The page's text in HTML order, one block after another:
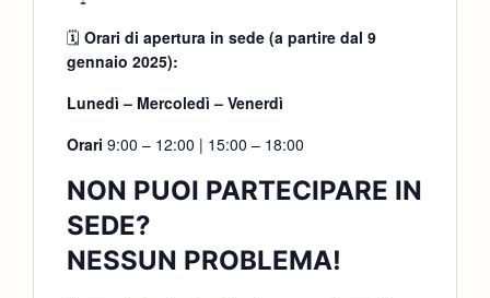
🗓 Orari di apertura in sede (a partire dal 9
gennaio 2025):
Lunedì – Mercoledì – Venerdì
Orari 9:00 – 12:00 | 15:00 – 18:00
NON PUOI PARTECIPARE IN
SEDE?
NESSUN PROBLEMA!